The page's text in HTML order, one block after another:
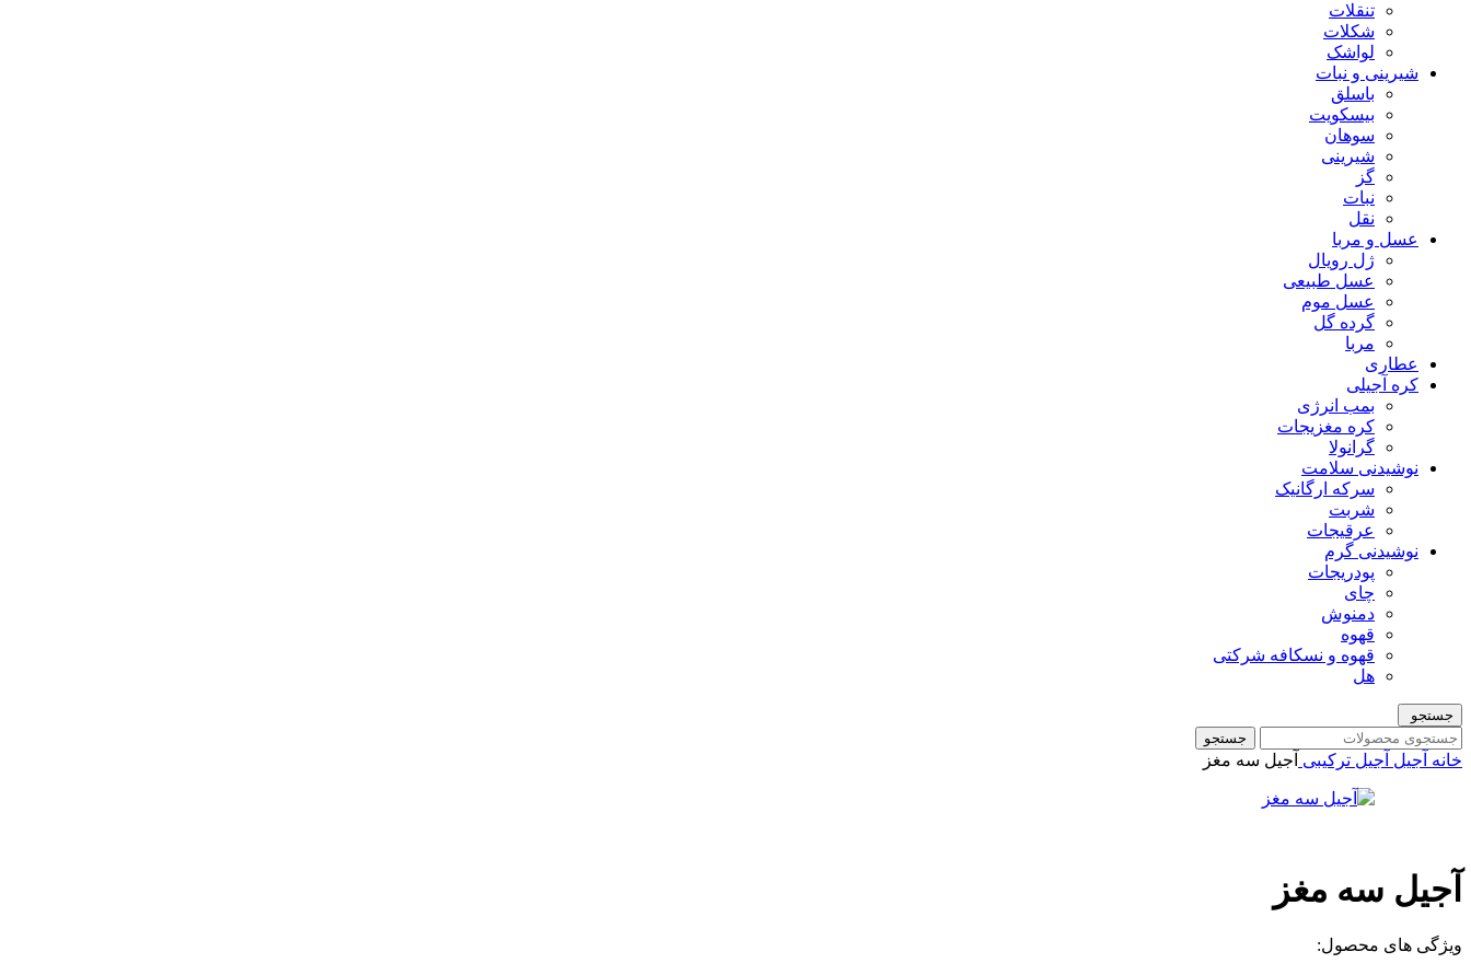
تنقلات
شکلات
لواشک
شیرینی و نبات
باسلق
بیسکویت
سوهان
شیرینی
گز
نبات
نقل
عسل و مربا
ژل رویال
عسل طبیعی
عسل موم
گرده گل
مربا
عطاری
کره آجیلی
بمب انرژی
کره مغزیجات
گرانولا
نوشیدنی سلامت
سرکه ارگانیک
شربت
عرقیجات
نوشیدنی گرم
پودریجات
چای
دمنوش
قهوه
قهوه و نسکافه شرکتی
هل
جستجو
جستجو
خانه آجیل آجیل ترکیبی آجیل سه مغز
آجیل سه مغز
ویژگی های محصول: